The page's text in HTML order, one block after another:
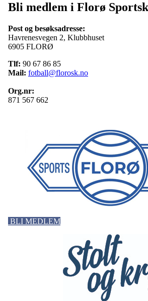
Bli medlem i Florø
Post og besøksadresse:
Havrenesvegen 2, Klubbhuset
6905 FLORØ
Tlf: 90 67 86 85
Mail: fotball@florosk.no
Org.nr:
871 567 662
BLI MEDLEM